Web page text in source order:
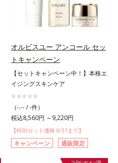
オルビスユー アンコール セッ
トキャンペーン
【セットキャンペーン中！】本格エ
イジングスキンケア
（-.-- / -件）
税込8,560円 ～9,220円
【特別セット価格 8/31まで】
キャンペーン 通販限定